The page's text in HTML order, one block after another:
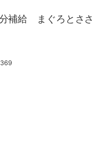
補給 まぐろとささ